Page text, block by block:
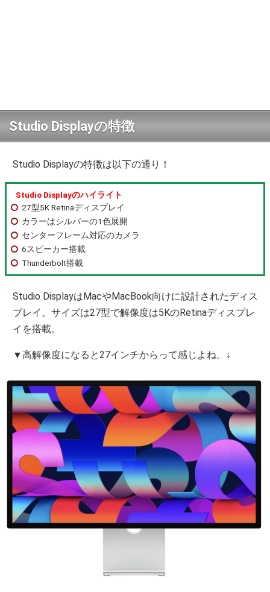
Studio Displayの特徴
Studio Displayの特徴は以下の通り！
Studio Displayのハイライト
27型5K Retinaディスプレイ
カラーはシルバーの1色展開
センターフレーム対応のカメラ
6スピーカー搭載
Thunderbolt搭載
Studio DisplayはMacやMacBook向けに設計されたディス
プレイ。サイズは27型で解像度は5KのRetinaディスプレ
イを搭載。
▼高解像度になると27インチからって感じよね。↓